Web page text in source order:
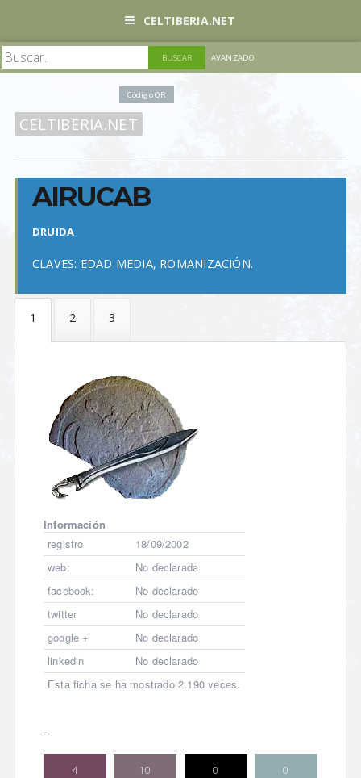
CELTIBERIA.NET
AVANZADO
Código QR
CELTIBERIA.NET
AIRUCAB
DRUIDA
CLAVES: EDAD MEDIA, ROMANIZACIÓN.
Información
registro
18/09/2002
web:
No declarada
facebook:
No declarado
twitter
No declarado
google +
No declarado
linkedin
No declarado
Esta ficha se ha mostrado 2.190 veces.
-
4 10 0 0